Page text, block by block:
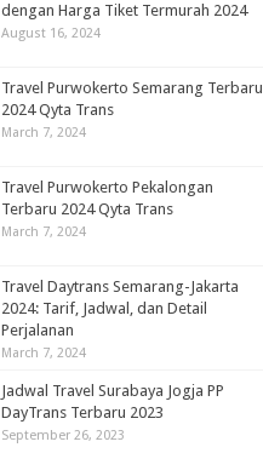
dengan Harga Tiket Termurah 2024
August 16, 2024
Travel Purwokerto Semarang Terbaru
2024 Qyta Trans
March 7, 2024
Travel Purwokerto Pekalongan
Terbaru 2024 Qyta Trans
March 7, 2024
Travel Daytrans Semarang-Jakarta
2024: Tarif, Jadwal, dan Detail
Perjalanan
March 7, 2024
Jadwal Travel Surabaya Jogja PP
DayTrans Terbaru 2023
September 26, 2023